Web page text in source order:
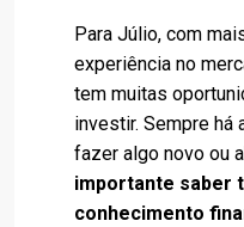
Para Júlio, com
experiência no
tem muitas
investir. Sempre há
fazer algo novo ou
importante saber
conhecimento